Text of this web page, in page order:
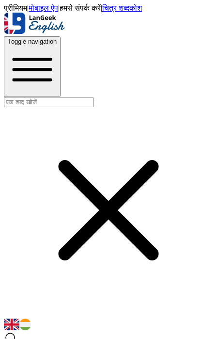
प्रीमियम|मोबाइल ऐप|हमसे संपर्क करें|चित्र शब्दकोश
Toggle navigation